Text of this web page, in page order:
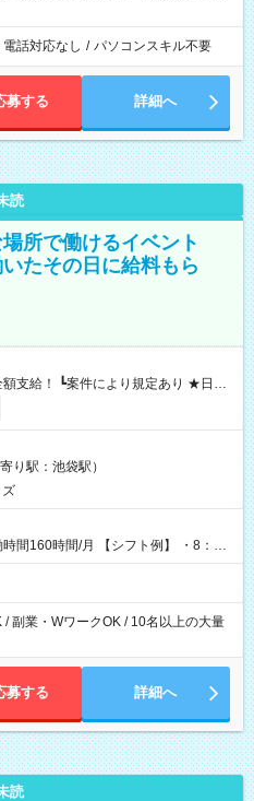
電話対応なし / パソコンスキル不要
募する 詳細へ
読
所で働けるイベント
たその日に給料もら
いたその日に現金GET♪ お仕事後はコ
とせます！ 【試用期間】試
り駅：池袋駅）
【シフト例】 ・8：00
/ 副業・WワークOK / 10名以上の大量
募する 詳細へ
読